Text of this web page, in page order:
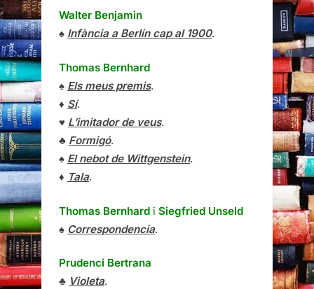
Walter Benjamin
♠ Infància a Berlín cap al 1900.
Thomas Bernhard
♠ Els meus premis.
♦ Sí.
♥ L’imitador de veus.
♣ Formigó.
♠ El nebot de Wittgenstein.
♦ Tala.
Thomas Bernhard i Siegfried Unseld
♠ Correspondencia.
Prudenci Bertrana
♣ Violeta.